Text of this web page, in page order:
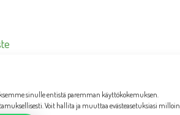
sinulle entistä paremman käyttökokemuksen.
Voit hallita ja muuttaa evästeasetuksiasi milloin